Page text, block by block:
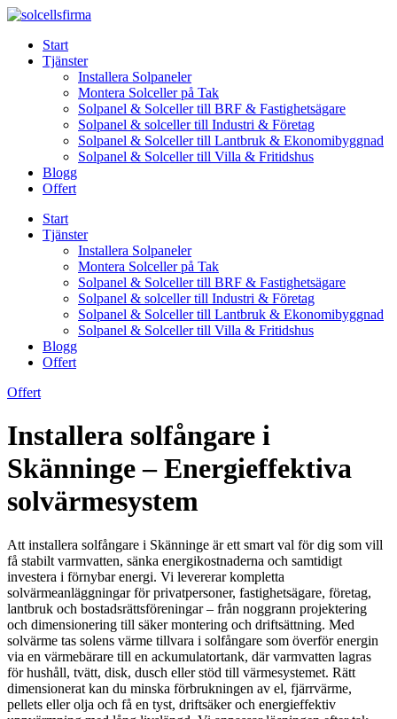
Skip
contentStart
Tjänster
Installera Solpaneler
Montera Solceller på Tak
Solpanel & Solceller till BRF & Fastighetsägare
Solpanel & solceller till Industri & Företag
Solpanel & Solceller till Lantbruk & Ekonomibyggnad
Solpanel & Solceller till Villa & Fritidshus
Blogg
Offert
Start
Tjänster
Installera Solpaneler
Montera Solceller på Tak
Solpanel & Solceller till BRF & Fastighetsägare
Solpanel & solceller till Industri & Företag
Solpanel & Solceller till Lantbruk & Ekonomibyggnad
Solpanel & Solceller till Villa & Fritidshus
Blogg
Offert
Offert
Installera solfångare i
Skänninge – Energieffektiva
solvärmesystem
Att installera solfångare i Skänninge är ett smart val för dig som vill
få stabilt varmvatten, sänka energikostnaderna och samtidigt
investera i förnybar energi. Vi levererar kompletta
solvärmeanläggningar för privatpersoner, fastighetsägare, företag,
lantbruk och bostadsrättsföreningar – från noggrann projektering
och dimensionering till säker montering och driftsättning. Med
solvärme tas solens värme tillvara i solfångare som överför energin
via en värmebärare till en ackumulatortank, där varmvatten lagras
för hushåll, tvätt, disk, dusch eller stöd till värmesystemet. Rätt
dimensionerat kan du minska förbrukningen av el, fjärrvärme,
pellets eller olja och få en tyst, driftsäker och energieffektiv